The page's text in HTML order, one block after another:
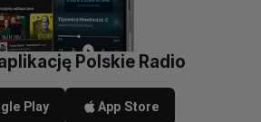
Polskie Radio
Play App Store